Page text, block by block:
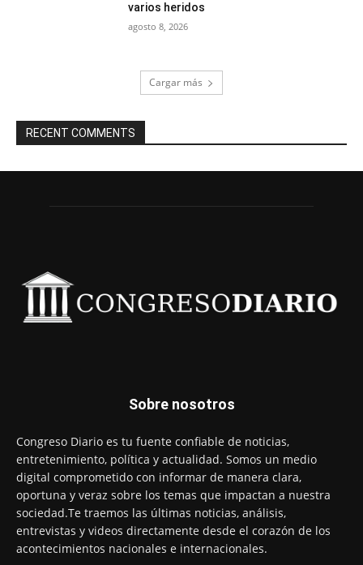
varios heridos
agosto 8, 2026
Cargar más
RECENT COMMENTS
Sobre nosotros
Congreso Diario es tu fuente confiable de noticias,
entretenimiento, política y actualidad. Somos un medio
digital comprometido con informar de manera clara,
oportuna y veraz sobre los temas que impactan a nuestra
sociedad.Te traemos las últimas noticias, análisis,
entrevistas y videos directamente desde el corazón de los
acontecimientos nacionales e internacionales.